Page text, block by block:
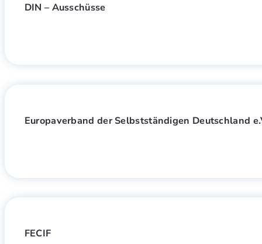
DIN – Ausschüsse
Europaverband der Selbstständigen Deutschland
FECIF